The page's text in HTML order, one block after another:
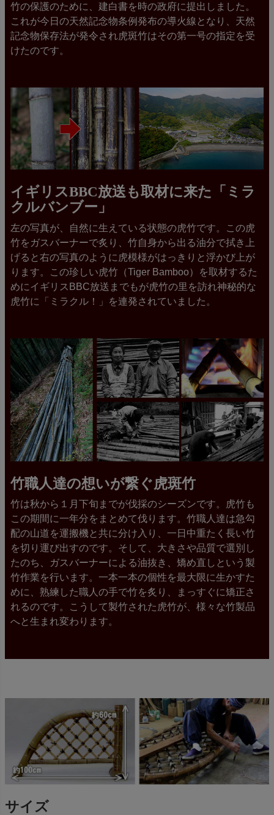
竹の保護のために、建白書を時の政府に提出しました。
これが今日の天然記念物条例発布の導火線となり、天然
記念物保存法が発令され虎斑竹はその第一号の指定を受
けたのです。
イギリスBBC放送も取材に来た「ミラ
クルバンブー」
左の写真が、自然に生えている状態の虎竹です。この虎
竹をガスバーナーで炙り、竹自身から出る油分で拭き上
げると右の写真のように虎模様がはっきりと浮かび上が
ります。この珍しい虎竹（Tiger Bamboo）を取材するた
めにイギリスBBC放送までもが虎竹の里を訪れ神秘的な
虎竹に「ミラクル！」を連発されていました。
竹職人達の想いが繋ぐ虎斑竹
竹は秋から１月下旬までが伐採のシーズンです。虎竹も
この期間に一年分をまとめて伐ります。竹職人達は急勾
配の山道を運搬機と共に分け入り、一日中重たく長い竹
を切り運び出すのです。そして、大きさや品質で選別し
たのち、ガスバーナーによる油抜き、矯め直しという製
竹作業を行います。一本一本の個性を最大限に生かすた
めに、熟練した職人の手で竹を炙り、まっすぐに矯正さ
れるのです。こうして製竹された虎竹が、様々な竹製品
へと生まれ変わります。
サイズ